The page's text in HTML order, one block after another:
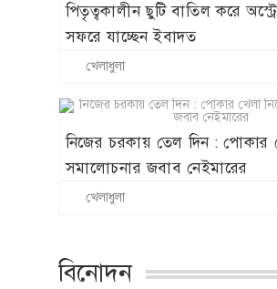
পিতৃত্বকালীন ছুটি বাতিল করে
সফরে যাচ্ছেন ইবাদত
খেলাধুলা
নিজের চরকায় তেল দিন : পোকার
সমালোচনার জবাব নেইমারের
খেলাধুলা
বিনোদন